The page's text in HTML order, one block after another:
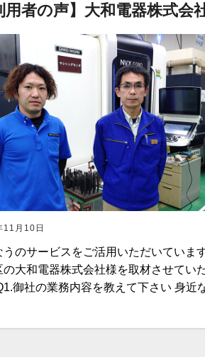
用者の声】大和電器株式会
月10日
うのサービスをご活用いただいていま
の大和電器株式会社様を取材させてい
御社の業務内容を教えて下さい 身近